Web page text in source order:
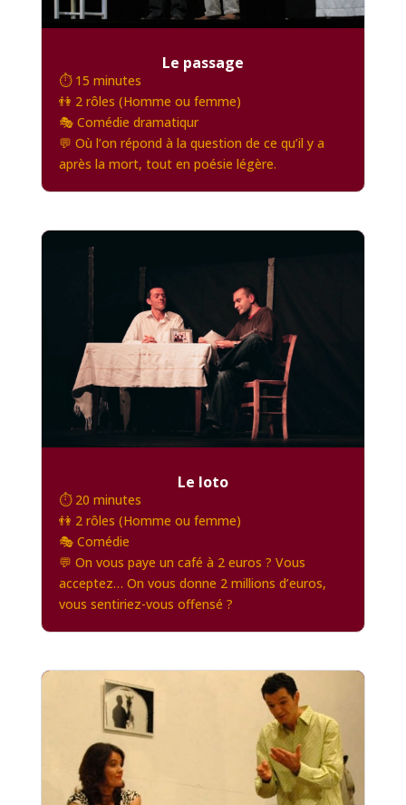
Le passage
⏱️ 15 minutes
👫 2 rôles (Homme ou femme)
🎭 Comédie dramatiqur
💬 Où l’on répond à la question de ce qu’il y a
après la mort, tout en poésie légère.
Le loto
⏱️ 20 minutes
👫 2 rôles (Homme ou femme)
🎭 Comédie
💬 On vous paye un café à 2 euros ? Vous
acceptez… On vous donne 2 millions d’euros,
vous sentiriez-vous offensé ?